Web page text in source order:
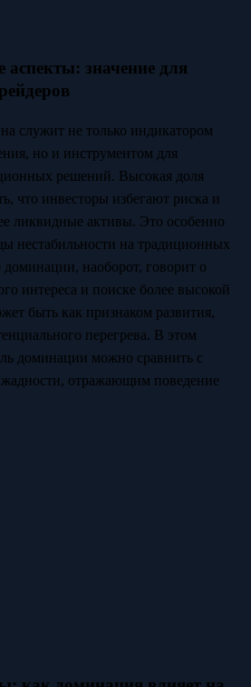
аспекты: значение для
служит не только индикатором
но и инструментом для
решений. Высокая доля
что инвесторы избегают риска и
ликвидные активы. Это особенно
нестабильности на традиционных
наоборот, говорит о
интереса и поиске более высокой
быть как признаком развития,
перегрева. В этом
доминации можно сравнить с
жадности, отражающим поведение